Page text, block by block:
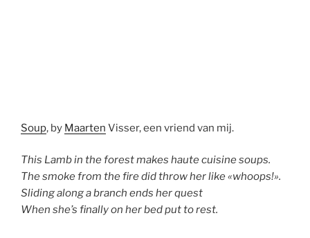
Soup, by Maarten Visser, een vriend van mij.
This Lamb in the forest makes haute cuisine soups.
The smoke from the fire did throw her like «whoops!».
Sliding along a branch ends her quest
When she’s finally on her bed put to rest.